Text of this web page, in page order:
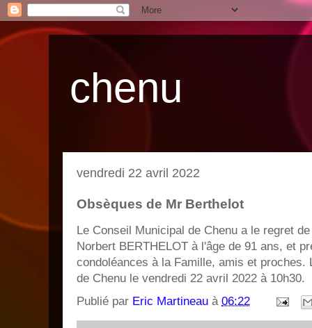
chenu
vendredi 22 avril 2022
Obsèques de Mr Berthelot
Le Conseil Municipal de Chenu a le regret
Norbert BERTHELOT à l'âge de 91 ans, et
condoléances à la Famille, amis et proches.
de Chenu le vendredi 22 avril 2022 à 10h30.
Publié par Eric Martineau à 06:22